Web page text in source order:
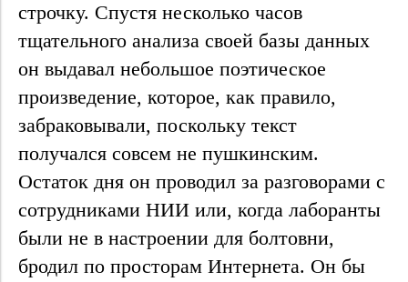
строчку. Спустя несколько часов
тщательного анализа своей базы данных
он выдавал небольшое поэтическое
произведение, которое, как правило,
забраковывали, поскольку текст
получался совсем не пушкинским.
Остаток дня он проводил за разговорами с
сотрудниками НИИ или, когда лаборанты
были не в настроении для болтовни,
бродил по просторам Интернета. Он бы